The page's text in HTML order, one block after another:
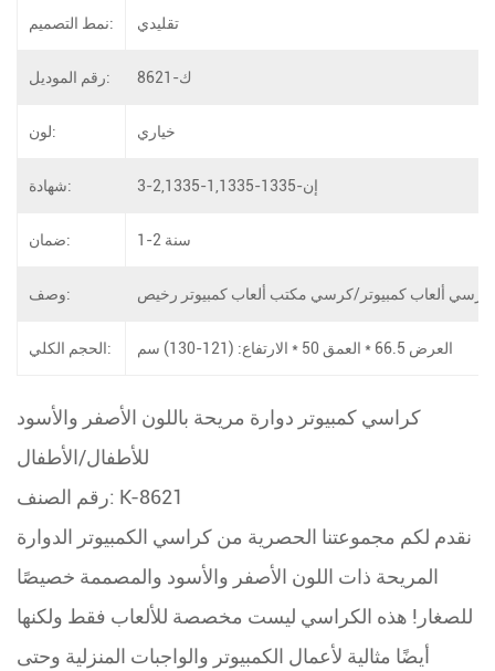
نمط التصميم: تقليدي
رقم الموديل: ك-8621
لون: خياري
شهادة: إن-1335-1,1335-2,1335-3
ضمان: 1-2 سنة
وصف: كرسي ألعاب كمبيوتر/كرسي مكتب ألعاب كمبيوتر رخيص
الحجم الكلي: العرض 66.5 * العمق 50 * الارتفاع: (121-130) سم
كراسي كمبيوتر دوارة مريحة باللون الأصفر والأسود
للأطفال/الأطفال
رقم الصنف: K-8621
نقدم لكم مجموعتنا الحصرية من كراسي الكمبيوتر الدوارة
المريحة ذات اللون الأصفر والأسود والمصممة خصيصًا
للصغار! هذه الكراسي ليست مخصصة للألعاب فقط ولكنها
أيضًا مثالية لأعمال الكمبيوتر والواجبات المنزلية وحتى